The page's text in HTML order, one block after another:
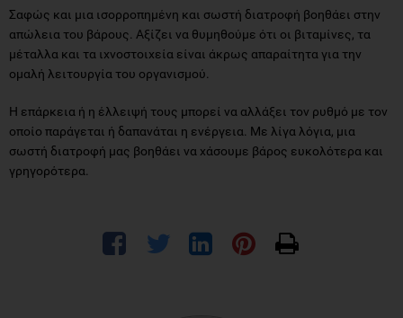
Σαφώς και μια ισορροπημένη και σωστή διατροφή βοηθάει στην
απώλεια του βάρους. Αξίζει να θυμηθούμε ότι οι βιταμίνες, τα
μέταλλα και τα ιχνοστοιχεία είναι άκρως απαραίτητα για την
ομαλή λειτουργία του οργανισμού.
Η επάρκεια ή η έλλειψή τους μπορεί να αλλάξει τον ρυθμό με τον
οποίο παράγεται ή δαπανάται η ενέργεια. Με λίγα λόγια, μια
σωστή διατροφή μας βοηθάει να χάσουμε βάρος ευκολότερα και
γρηγορότερα.